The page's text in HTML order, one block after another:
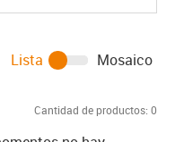
Cantidad de productos: 0
Lista Mosaico